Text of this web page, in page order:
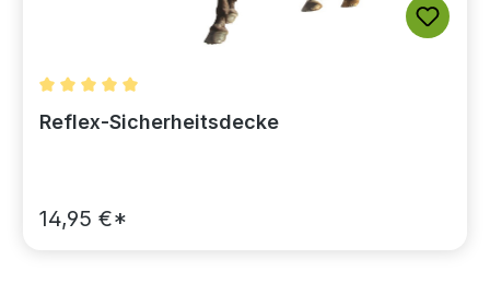
Durchschnittliche Bewertung von 5 von 5 Sternen
Reflex-Sicherheitsdecke
14,95 €*